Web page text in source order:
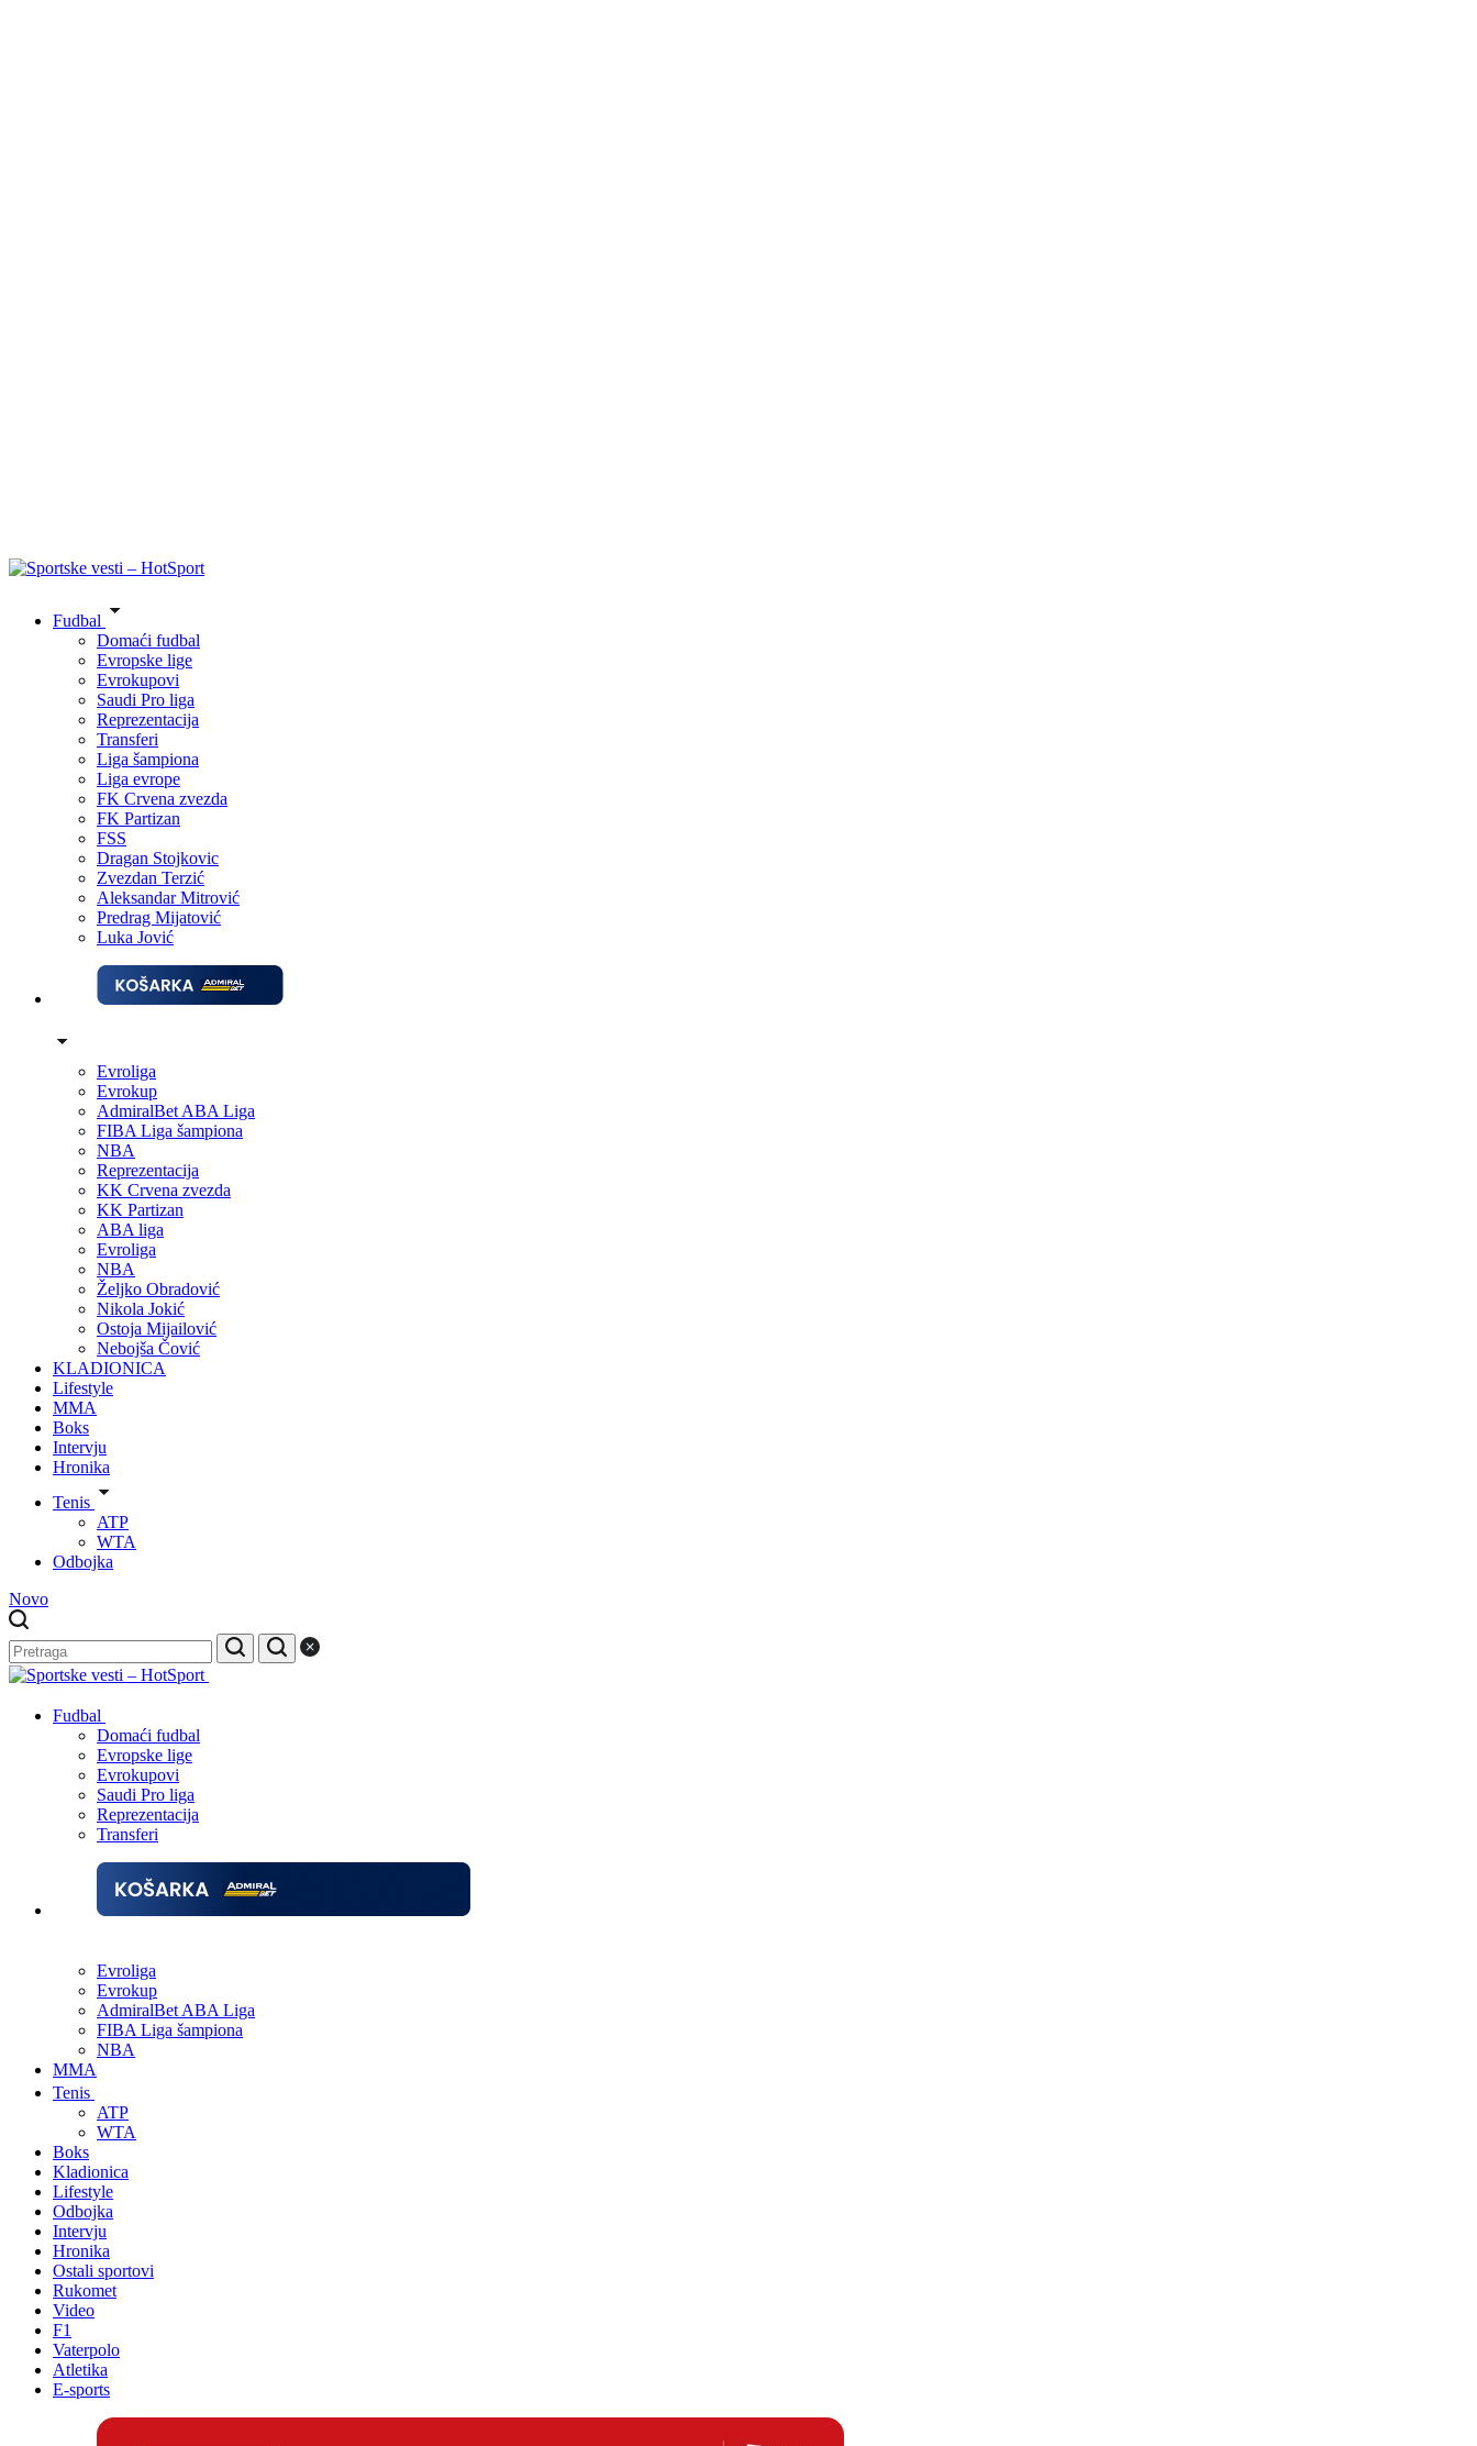
Fudbal
Domaći fudbal
Evropske lige
Evrokupovi
Saudi Pro liga
Reprezentacija
Transferi
Liga šampiona
Liga evrope
FK Crvena zvezda
FK Partizan
FSS
Dragan Stojkovic
Zvezdan Terzić
Aleksandar Mitrović
Predrag Mijatović
Luka Jović
Evroliga
Evrokup
AdmiralBet ABA Liga
FIBA Liga šampiona
NBA
Reprezentacija
KK Crvena zvezda
KK Partizan
ABA liga
Evroliga
NBA
Željko Obradović
Nikola Jokić
Ostoja Mijailović
Nebojša Čović
KLADIONICA
Lifestyle
MMA
Boks
Intervju
Hronika
Tenis
ATP
WTA
Odbojka
Novo
Fudbal
Domaći fudbal
Evropske lige
Evrokupovi
Saudi Pro liga
Reprezentacija
Transferi
Evroliga
Evrokup
AdmiralBet ABA Liga
FIBA Liga šampiona
NBA
MMA
Tenis
ATP
WTA
Boks
Kladionica
Lifestyle
Odbojka
Intervju
Hronika
Ostali sportovi
Rukomet
Video
F1
Vaterpolo
Atletika
E-sports